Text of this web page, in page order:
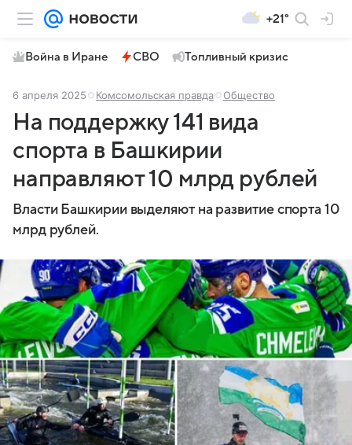
+21°
Война в Иране СВО Топливный кризис
6 апреля 2025 Комсомольская правда Общество
На поддержку 141 вида
спорта в Башкирии
направляют 10 млрд рублей
Власти Башкирии выделяют на развитие спорта 10
млрд рублей.